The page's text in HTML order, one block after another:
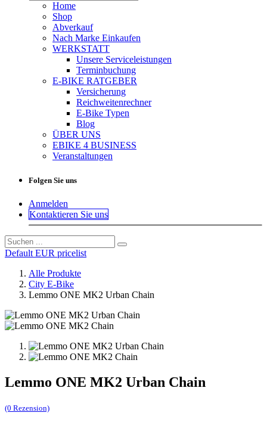
Home
Shop
Abverkauf
Nach Marke Einkaufen
WERKSTATT
Unsere Serviceleistungen
Terminbuchung
E-BIKE RATGEBER
Versicherung
Reichweitenrechner
E-Bike Typen
Blog
ÜBER UNS
EBIKE 4 BUSINESS
Veranstaltungen
Folgen Sie uns
Anmelden
Kontaktieren Sie uns
Default EUR pricelist
Alle Produkte
City E-Bike
Lemmo ONE MK2 Urban Chain
Lemmo ONE MK2 Urban Chain
(0 Rezension)